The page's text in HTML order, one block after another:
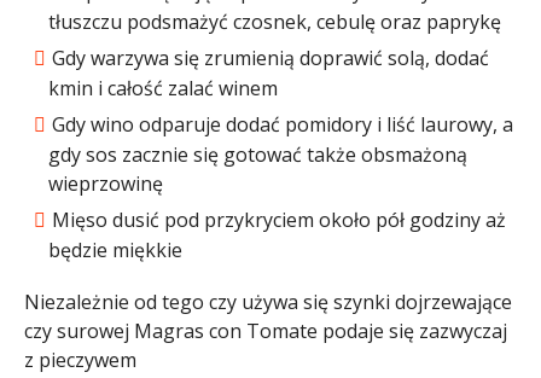
tłuszczu podsmażyć czosnek, cebulę oraz paprykę
Gdy warzywa się zrumienią doprawić solą, dodać
kmin i całość zalać winem
Gdy wino odparuje dodać pomidory i liść laurowy, a
gdy sos zacznie się gotować także obsmażoną
wieprzowinę
Mięso dusić pod przykryciem około pół godziny aż
będzie miękkie
Niezależnie od tego czy używa się szynki dojrzewające
czy surowej Magras con Tomate podaje się zazwyczaj
z pieczywem